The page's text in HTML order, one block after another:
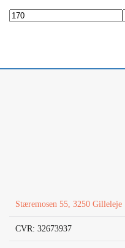
Mindste
Højeste
Stæremosen 55, 3250 Gilleleje
CVR: 32673937